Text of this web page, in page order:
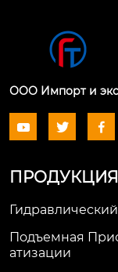
ООО Импорт и
  
ПРОДУКЦИЯ
Подъемная
Атизации